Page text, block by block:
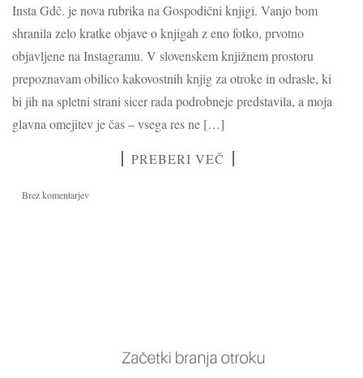
Insta Gdč. je nova rubrika na Gospodični knjigi. Vanjo bom
shranila zelo kratke objave o knjigah z eno fotko, prvotno
objavljene na Instagramu. V slovenskem knjižnem prostoru
prepoznavam obilico kakovostnih knjig za otroke in odrasle, ki
bi jih na spletni strani sicer rada podrobneje predstavila, a moja
glavna omejitev je čas – vsega res ne […]
PREBERI VEČ
Brez komentarjev